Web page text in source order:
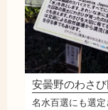
名水百選にも選定